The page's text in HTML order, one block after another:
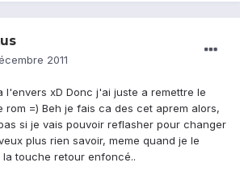
2011
l'envers xD Donc j'ai juste a remettre le
rom =) Beh je fais ca des cet aprem alors,
si je vais pouvoir reflasher pour changer
plus rien savoir, meme quand je le
touche retour enfoncé..